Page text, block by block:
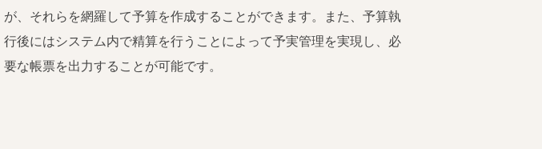
が、それらを網羅して予算を作成することができます。また、予算執
行後にはシステム内で精算を行うことによって予実管理を実現し、必
要な帳票を出力することが可能です。